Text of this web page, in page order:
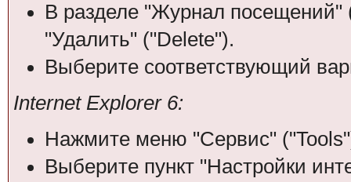
В разделе "Журнал посещений"
"Удалить" ("Delete").
Выберите соответствующий
Internet Explorer 6:
Нажмите меню "Сервис"
Выберите пункт "Настройки